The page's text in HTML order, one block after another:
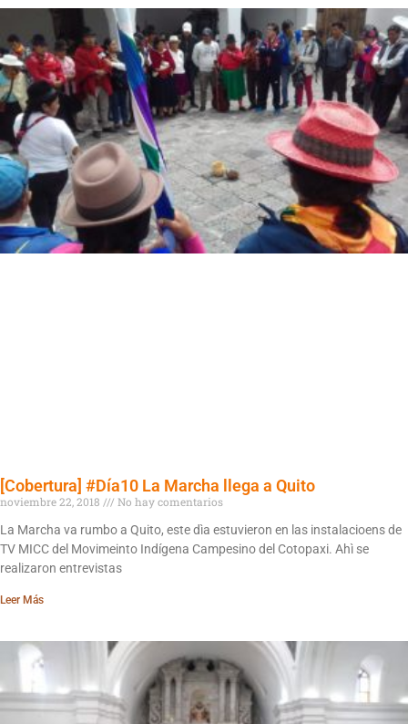
[Cobertura] #Día10 La Marcha llega a Quito
noviembre 22, 2018
No hay comentarios
La Marcha va rumbo a Quito, este dìa estuvieron en las instalacioens de
TV MICC del Movimeinto Indígena Campesino del Cotopaxi. Ahì se
realizaron entrevistas
Leer Más